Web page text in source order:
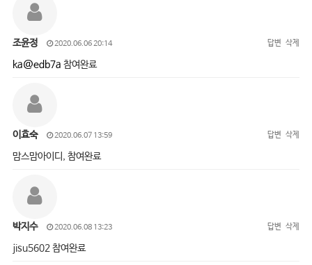
조윤정 2020.06.06 20:14 답변 삭제
ka@edb7a 참여완료
이효숙 2020.06.07 13:59 답변 삭제
맘스맘아이디, 참여완료
박지수 2020.06.08 13:23 답변 삭제
jisu5602 참여완료